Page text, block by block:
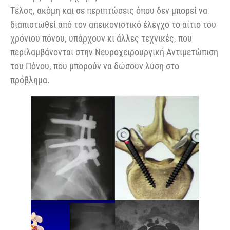
Τέλος, ακόμη και σε περιπτώσεις όπου δεν μπορεί να
διαπιστωθεί από τον απεικονιστικό έλεγχο το αίτιο του
χρόνιου πόνου, υπάρχουν κι άλλες τεχνικές, που
περιλαμβάνονται στην Νευροχειρουργική Αντιμετώπιση
του Πόνου, που μπορούν να δώσουν λύση στο
πρόβλημα.